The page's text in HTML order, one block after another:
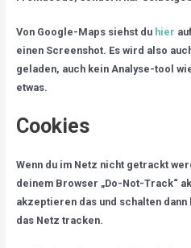
Von Google-Maps siehst du hier
einen Screenshot. Es wird also
geladen, auch kein Analyse-tool
etwas.
Cookies
Wenn du im Netz nicht getrackt
deinem Browser „Do-Not-Track“
akzeptieren das und schalten
das Netz tracken.